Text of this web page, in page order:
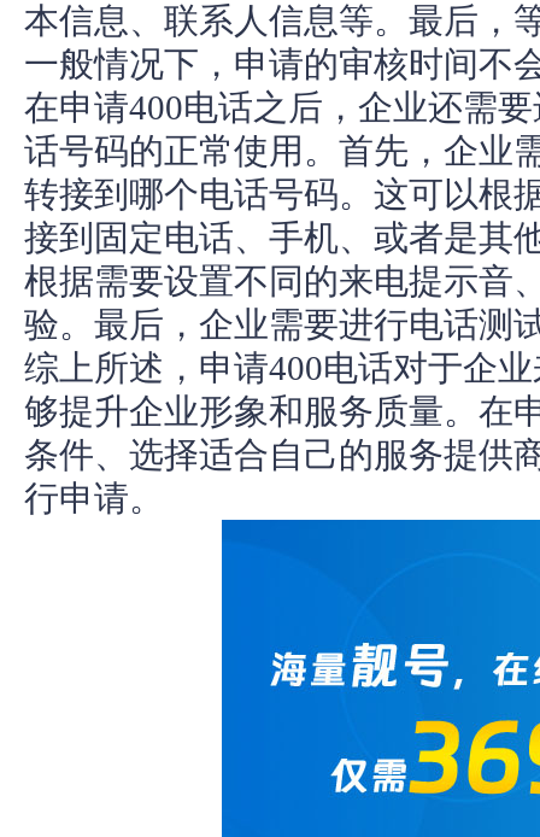
本信息、联系人信息等。最后，
一般情况下，申请的审核时间不
在申请400电话之后，企业还需
话号码的正常使用。首先，企业
转接到哪个电话号码。这可以根
接到固定电话、手机、或者是其
根据需要设置不同的来电提示音
验。最后，企业需要进行电话测
综上所述，申请400电话对于企
够提升企业形象和服务质量。在
条件、选择适合自己的服务提供
行申请。